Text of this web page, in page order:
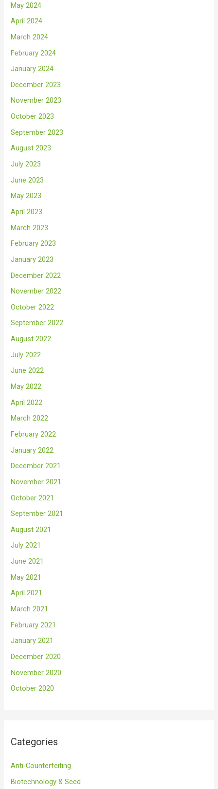
May 2024
April 2024
March 2024
February 2024
January 2024
December 2023
November 2023
October 2023
September 2023
August 2023
July 2023
June 2023
May 2023
April 2023
March 2023
February 2023
January 2023
December 2022
November 2022
October 2022
September 2022
August 2022
July 2022
June 2022
May 2022
April 2022
March 2022
February 2022
January 2022
December 2021
November 2021
October 2021
September 2021
August 2021
July 2021
June 2021
May 2021
April 2021
March 2021
February 2021
January 2021
December 2020
November 2020
October 2020
Categories
Anti-Counterfeiting
Biotechnology & Seed